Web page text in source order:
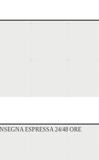
ESPRESSA 24/48 ORE